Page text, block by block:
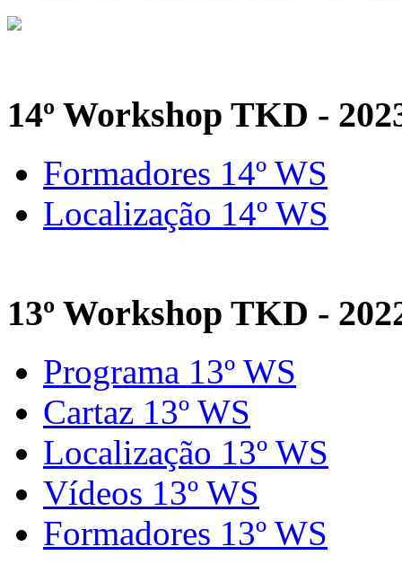
14º Workshop TKD -
Formadores 14º WS
Localização 14º WS
13º Workshop TKD -
Programa 13º WS
Cartaz 13º WS
Localização 13º WS
Vídeos 13º WS
Formadores 13º WS